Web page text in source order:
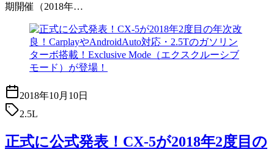
期開催（2018年…
2018年10月10日
2.5L
正式に公式発表！CX-5が2018年2度目の